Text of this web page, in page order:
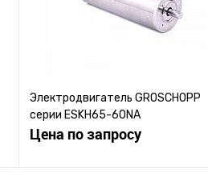
Электродвигатель GROSCHOPP
серии ESKH65-60NA
Цена по запросу